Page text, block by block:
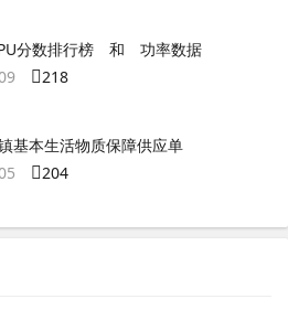
分数排行榜 和 功率数据
218
基本生活物质保障供应单
204